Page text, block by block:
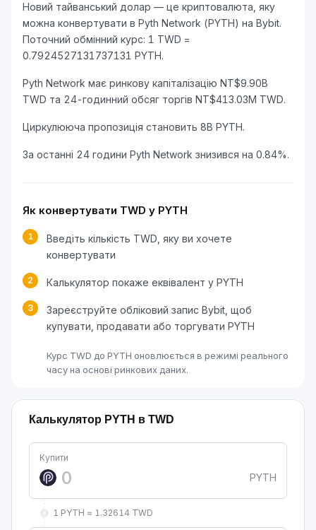
Новий тайванський долар — це криптовалюта, яку
можна конвертувати в Pyth Network (PYTH) на Bybit.
Поточний обмінний курс: 1 TWD =
0.7924527131737131 PYTH.
Pyth Network має ринкову капіталізацію NT$9.90B
TWD та 24-годинний обсяг торгів NT$413.03M TWD.
Циркулююча пропозиція становить 8B PYTH.
За останні 24 години Pyth Network знизився на 0.84%.
Як конвертувати TWD у PYTH
1
Введіть кількість TWD, яку ви хочете
конвертувати
2 Калькулятор покаже еквівалент у PYTH
3
Зареєструйте обліковий запис Bybit, щоб
купувати, продавати або торгувати PYTH
Курс TWD до PYTH оновлюється в режимі реального
часу на основі ринкових даних.
Калькулятор PYTH в TWD
Купити
PYTH
1 PYTH ≈ 1.32614 TWD